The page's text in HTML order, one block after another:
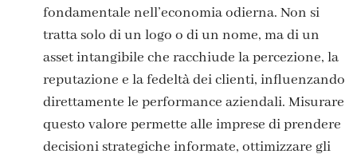
fondamentale nell’economia odierna. Non si
tratta solo di un logo o di un nome, ma di un
asset intangibile che racchiude la percezione, la
reputazione e la fedeltà dei clienti, influenzando
direttamente le performance aziendali. Misurare
questo valore permette alle imprese di prendere
decisioni strategiche informate, ottimizzare gli